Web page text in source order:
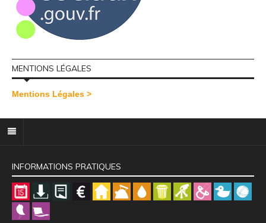
MENTIONS LÉGALES
Mentions Légales >
INFORMATIONS PRATIQUES